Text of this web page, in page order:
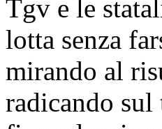
Tgv e le
lotta senza
mirando al
radicando